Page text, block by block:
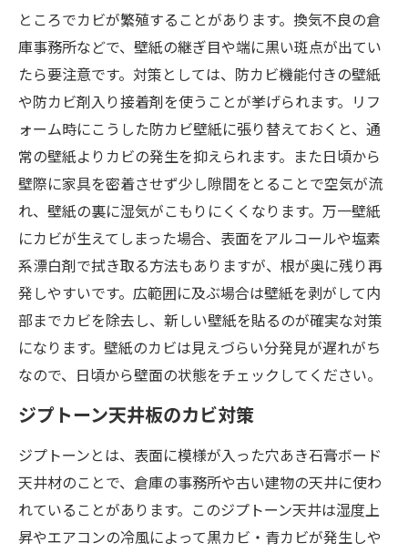
ところでカビが繁殖することがあります。換気不良の倉
庫事務所などで、壁紙の継ぎ目や端に黒い斑点が出てい
たら要注意です。対策としては、防カビ機能付きの壁紙
や防カビ剤入り接着剤を使うことが挙げられます。リフ
ォーム時にこうした防カビ壁紙に張り替えておくと、通
常の壁紙よりカビの発生を抑えられます。また日頃から
壁際に家具を密着させず少し隙間をとることで空気が流
れ、壁紙の裏に湿気がこもりにくくなります。万一壁紙
にカビが生えてしまった場合、表面をアルコールや塩素
系漂白剤で拭き取る方法もありますが、根が奥に残り再
発しやすいです。広範囲に及ぶ場合は壁紙を剥がして内
部までカビを除去し、新しい壁紙を貼るのが確実な対策
になります。壁紙のカビは見えづらい分発見が遅れがち
なので、日頃から壁面の状態をチェックしてください。
ジプトーン天井板のカビ対策
ジプトーンとは、表面に模様が入った穴あき石膏ボード
天井材のことで、倉庫の事務所や古い建物の天井に使わ
れていることがあります。このジプトーン天井は湿度上
昇やエアコンの冷風によって黒カビ・青カビが発生しや